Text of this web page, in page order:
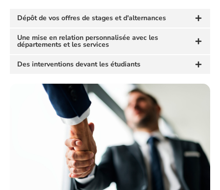
Dépôt de vos offres de stages et d'alternances
Une mise en relation personnalisée avec les
départements et les services
Des interventions devant les étudiants